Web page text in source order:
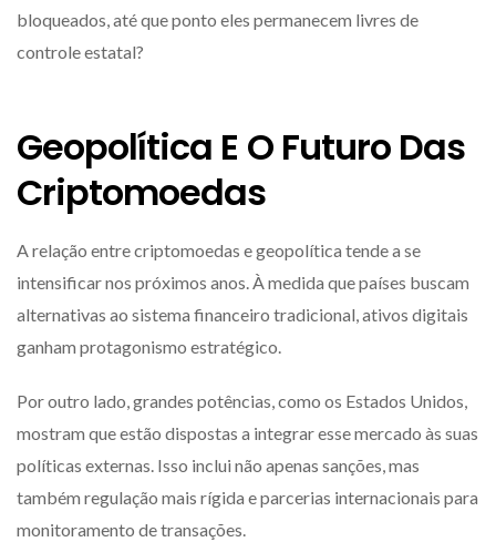
bloqueados, até que ponto eles permanecem livres de
controle estatal?
Geopolítica E O Futuro Das
Criptomoedas
A relação entre criptomoedas e geopolítica tende a se
intensificar nos próximos anos. À medida que países buscam
alternativas ao sistema financeiro tradicional, ativos digitais
ganham protagonismo estratégico.
Por outro lado, grandes potências, como os Estados Unidos,
mostram que estão dispostas a integrar esse mercado às suas
políticas externas. Isso inclui não apenas sanções, mas
também regulação mais rígida e parcerias internacionais para
monitoramento de transações.